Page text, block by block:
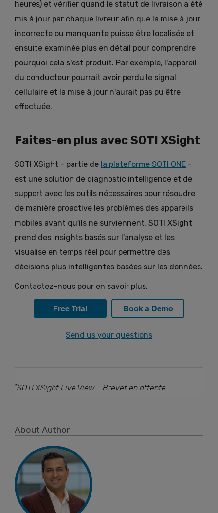
heures) et vérifier quand le statut de livraison a été
mis à jour par chaque livreur afin que la mise à jour
incorrecte ou manquante puisse être localisée et
ensuite examinée plus en détail pour comprendre
pourquoi cela s'est produit. Par exemple, l'appareil
du conducteur pourrait avoir perdu le signal
cellulaire et la mise à jour n'aurait pas pu être
effectuée.
Faites-en plus avec SOTI XSight
SOTI XSight - partie de la plateforme SOTI ONE -
est une solution de diagnostic intelligence et de
support avec les outils nécessaires pour résoudre
de manière proactive les problèmes des appareils
mobiles avant qu'ils ne surviennent. SOTI XSight
prend des insights basés sur l'analyse et les
visualise en temps réel pour permettre des
décisions plus intelligentes basées sur les données.
Contactez-nous pour en savoir plus.
Free Trial Book a Demo
Send us your questions
*SOTI XSight Live View - Brevet en attente
About Author